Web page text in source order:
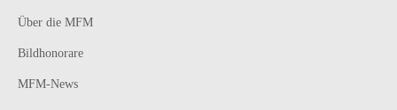
Über die MFM
Bildhonorare
MFM-News